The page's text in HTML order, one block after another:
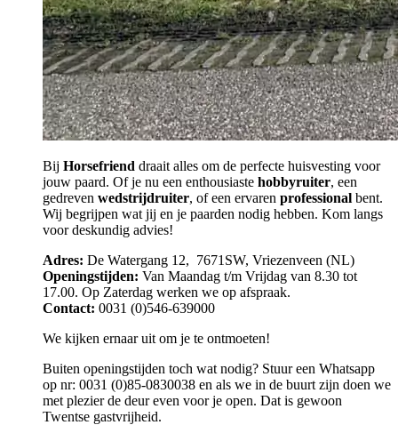
Bij Horsefriend draait alles om de perfecte huisvesting voor
jouw paard. Of je nu een enthousiaste hobbyruiter, een
gedreven wedstrijdruiter, of een ervaren professional bent.
Wij begrijpen wat jij en je paarden nodig hebben. Kom langs
voor deskundig advies!
Adres: De Watergang 12, 7671SW, Vriezenveen (NL)
Openingstijden: Van Maandag t/m Vrijdag van 8.30 tot
17.00. Op Zaterdag werken we op afspraak.
Contact: 0031 (0)546-639000
We kijken ernaar uit om je te ontmoeten!
Buiten openingstijden toch wat nodig? Stuur een Whatsapp
op nr: 0031 (0)85-0830038 en als we in de buurt zijn doen we
met plezier de deur even voor je open. Dat is gewoon
Twentse gastvrijheid.